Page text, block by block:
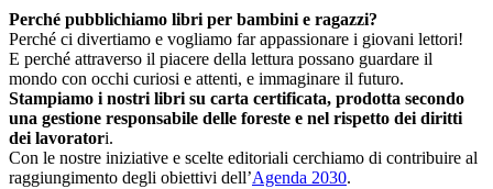
Perché pubblichiamo libri per bambini e ragazzi?
Perché ci divertiamo e vogliamo far appassionare i giovani lettori!
E perché attraverso il piacere della lettura possano guardare il
mondo con occhi curiosi e attenti, e immaginare il futuro.
Stampiamo i nostri libri su carta certificata, prodotta secondo
una gestione responsabile delle foreste e nel rispetto dei diritti
dei lavoratori.
Con le nostre iniziative e scelte editoriali cerchiamo di contribuire al
raggiungimento degli obiettivi dell’Agenda 2030.